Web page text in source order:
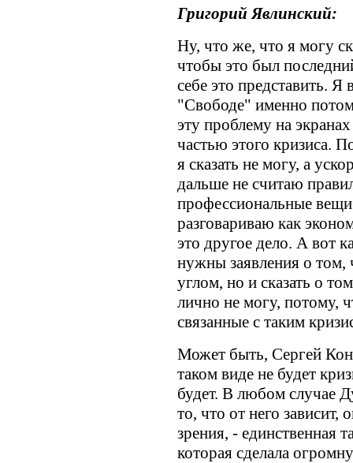
Григорий Явлинский:
Ну, что же, что я могу
чтобы это был
себе это представить. Я
"Свободе" именно
эту проблему на
частью этого кризиса.
я сказать не могу, а
дальше не считаю
профессиональные
разговариваю как
это другое дело. А вот
нужны заявления о том,
углом, но и сказать о
лично не могу, потому,
связанные с таким
Может быть, Сергей
таком виде не будет
будет. В любом случае
то, что от него зависит,
зрения, - единственная
которая сделала